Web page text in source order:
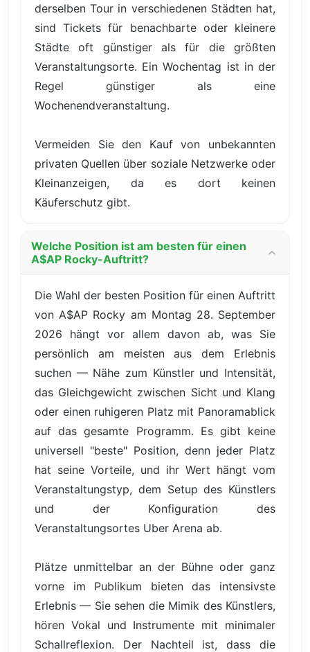
derselben Tour in verschiedenen Städten hat,
sind Tickets für benachbarte oder kleinere
Städte oft günstiger als für die größten
Veranstaltungsorte. Ein Wochentag ist in der
Regel günstiger als eine
Wochenendveranstaltung.
Vermeiden Sie den Kauf von unbekannten
privaten Quellen über soziale Netzwerke oder
Kleinanzeigen, da es dort keinen
Käuferschutz gibt.
Welche Position ist am besten für einen
A$AP Rocky-Auftritt?
Die Wahl der besten Position für einen Auftritt
von A$AP Rocky am Montag 28. September
2026 hängt vor allem davon ab, was Sie
persönlich am meisten aus dem Erlebnis
suchen — Nähe zum Künstler und Intensität,
das Gleichgewicht zwischen Sicht und Klang
oder einen ruhigeren Platz mit Panoramablick
auf das gesamte Programm. Es gibt keine
universell "beste" Position, denn jeder Platz
hat seine Vorteile, und ihr Wert hängt vom
Veranstaltungstyp, dem Setup des Künstlers
und der Konfiguration des
Veranstaltungsortes Uber Arena ab.
Plätze unmittelbar an der Bühne oder ganz
vorne im Publikum bieten das intensivste
Erlebnis — Sie sehen die Mimik des Künstlers,
hören Vokal und Instrumente mit minimaler
Schallreflexion. Der Nachteil ist, dass die